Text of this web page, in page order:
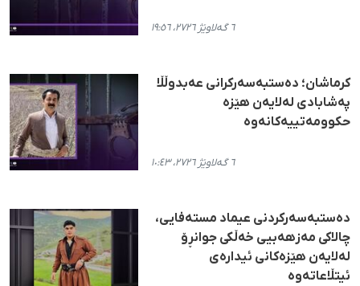
٦ گەلاوێژ ٢٧٢٦، ١٩:٥٦
کرماشان؛ دەستبەسەرکرانی عەبدوڵڵا
پەشابادی لەلایەن هێزە
حکوومەتییەکانەوە
٦ گەلاوێژ ٢٧٢٦، ١٠:٤٣
دەستبەسەرکردنی عیماد مستەفایی،
چالاکی مەزهەبیی خەڵکی جوانڕۆ
لەلایەن هێزەکانی ئیدارەی
ئیتڵاعاتەوە